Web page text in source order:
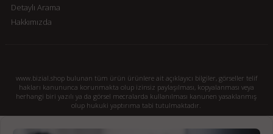
Detaylı Arama
Hakkımızda
www.bizial.shop bulunan tüm ürün ürünlere ait açıklayıcı bilgiler, görseller telif
hakları kanununca korunmakta olup izinsiz paylaşılması, kopyalanması veya
herhangi biri yazılı ya da görsel mecralarda kullanılması kanunen yasaklanmış
olup hukuki yaptırıma tabi tutulmaktadır.